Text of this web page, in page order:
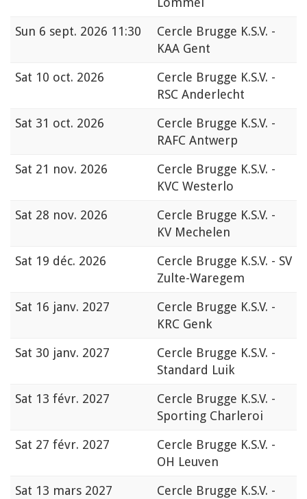
Sun 6 sept. 2026 11:30
Cercle Brugge K.S.V. -
KAA Gent
Sat 10 oct. 2026
Cercle Brugge K.S.V. -
RSC Anderlecht
Sat 31 oct. 2026
Cercle Brugge K.S.V. -
RAFC Antwerp
Sat 21 nov. 2026
Cercle Brugge K.S.V. -
KVC Westerlo
Sat 28 nov. 2026
Cercle Brugge K.S.V. -
KV Mechelen
Sat 19 déc. 2026
Cercle Brugge K.S.V. - SV
Zulte-Waregem
Sat 16 janv. 2027
Cercle Brugge K.S.V. -
KRC Genk
Sat 30 janv. 2027
Cercle Brugge K.S.V. -
Standard Luik
Sat 13 févr. 2027
Cercle Brugge K.S.V. -
Sporting Charleroi
Sat 27 févr. 2027
Cercle Brugge K.S.V. -
OH Leuven
Sat 13 mars 2027
Cercle Brugge K.S.V. -